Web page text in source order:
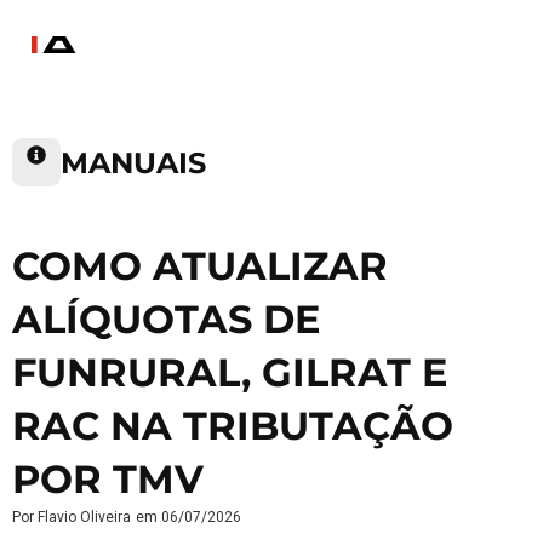
MANUAIS
COMO ATUALIZAR
ALÍQUOTAS DE
FUNRURAL, GILRAT E
RAC NA TRIBUTAÇÃO
POR TMV
Por Flavio Oliveira em 06/07/2026